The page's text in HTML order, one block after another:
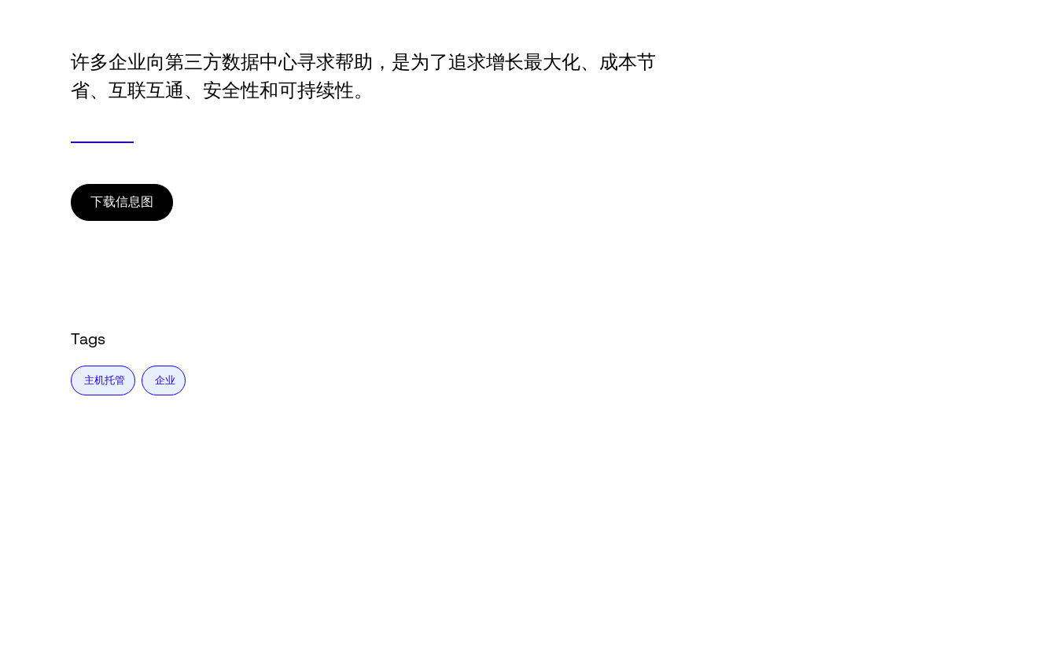
许多企业向第三方数据中心寻求帮助，是为了追求增长最大化、成本节
省、互联互通、安全性和可持续性。
下载信息图
Tags
主机托管 企业